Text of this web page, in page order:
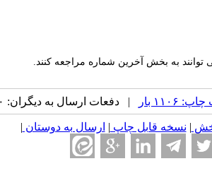
توانند به بخش آخرین شماره مراجعه کنند.
۱۱۰۶ بار | دفعات ارسال به دیگران: ۰ بار |
| نسخه قابل چاپ | ارسال به دوستان |